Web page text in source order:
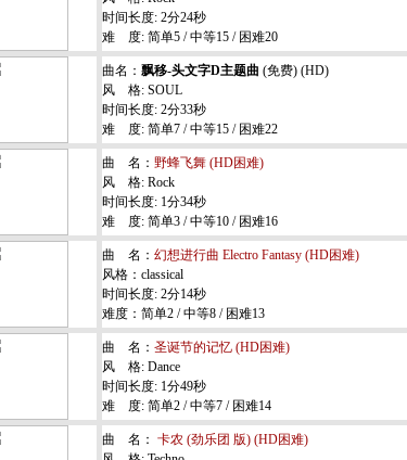
时间长度: 2分24秒
难 度: 简单5 / 中等15 / 困难20
曲名： 飘移-头文字D主题曲 (免费) (HD)
风 格: SOUL
时间长度: 2分33秒
难 度: 简单7 / 中等15 / 困难22
曲 名： 野蜂飞舞 (HD困难)
风 格: Rock
时间长度: 1分34秒
难 度: 简单3 / 中等10 / 困难16
曲 名： 幻想进行曲 Electro Fantasy (HD困难)
风格：classical
时间长度: 2分14秒
难度：简单2 / 中等8 / 困难13
曲 名： 圣诞节的记忆 (HD困难)
风 格: Dance
时间长度: 1分49秒
难 度: 简单2 / 中等7 / 困难14
曲 名： 卡农 (劲乐团 版) (HD困难)